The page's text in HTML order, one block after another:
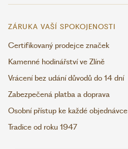
ZÁRUKA VAŠÍ SPOKOJENOSTI
Certifikovaný prodejce značek
Kamenné hodinářství ve Zlíně
Vrácení bez udání důvodů do 14 dní
Zabezpečená platba a doprava
Osobní přístup ke každé objednávce
Tradice od roku 1947